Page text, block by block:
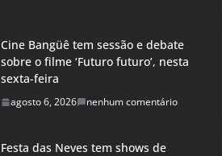
Cine Bangüê tem sessão e debate
sobre o filme ‘Futuro futuro’, nesta
sexta-feira
agosto 6, 2026 nenhum comentário
Festa das Neves tem shows de